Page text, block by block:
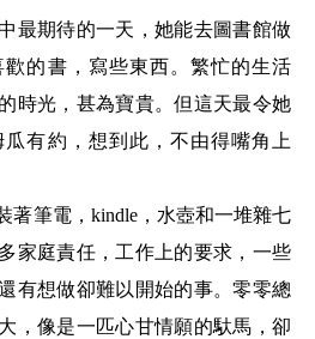
最期待的一天，她能去圖書館做
的書，寫些東西。繁忙的生活
時光，甚為寶貴。但這天最令她
有約，想到此，不由得嘴角上
著筆電，kindle，水壺和一堆雜七
家庭責任，工作上的要求，一些
有想做卻難以開始的事。零零總
，像是一匹心甘情願的馱馬，卻